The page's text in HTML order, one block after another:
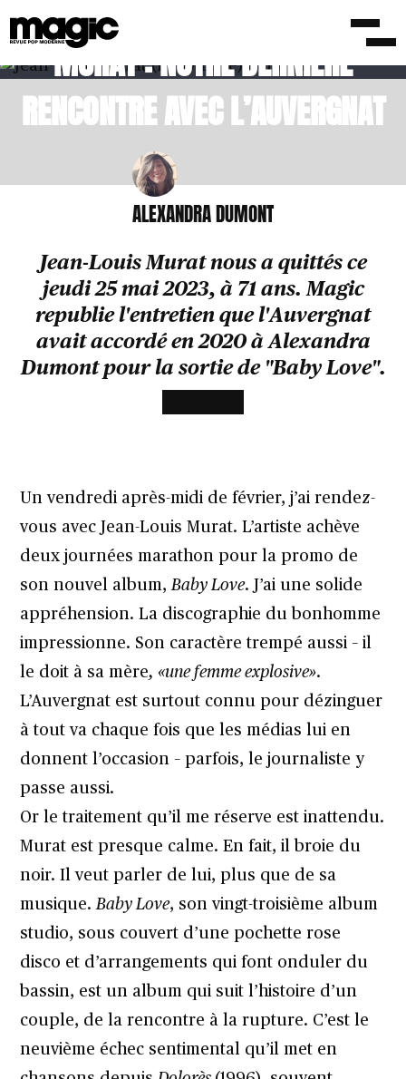
DISPARITION DE JEAN-LOUIS
MURAT : NOTRE DERNIÈRE
RENCONTRE AVEC L’AUVERGNAT
ALEXANDRA DUMONT
Jean-Louis Murat nous a quittés ce
jeudi 25 mai 2023, à 71 ans. Magic
republie l'entretien que l'Auvergnat
avait accordé en 2020 à Alexandra
Dumont pour la sortie de "Baby Love".
Un vendredi après-midi de février, j’ai rendez-
vous avec Jean-Louis Murat. L’artiste achève
deux journées marathon pour la promo de
son nouvel album, Baby Love. J’ai une solide
appréhension. La discographie du bonhomme
impressionne. Son caractère trempé aussi – il
le doit à sa mère, «une femme explosive».
L’Auvergnat est surtout connu pour dézinguer
à tout va chaque fois que les médias lui en
donnent l’occasion – parfois, le journaliste y
passe aussi.
Or le traitement qu’il me réserve est inattendu.
Murat est presque calme. En fait, il broie du
noir. Il veut parler de lui, plus que de sa
musique. Baby Love, son vingt-troisième album
studio, sous couvert d’une pochette rose
disco et d’arrangements qui font onduler du
bassin, est un album qui suit l’histoire d’un
couple, de la rencontre à la rupture. C’est le
neuvième échec sentimental qu’il met en